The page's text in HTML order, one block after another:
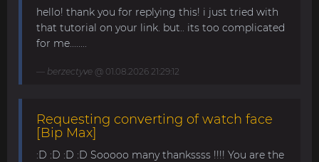
hello! thank you for replying this! i just tried with
that tutorial on your link. but.. its too complicated
for me........
berzectyve @ 01.08.2026 21:29:12
Requesting converting of watch face
[Bip Max]
:D :D :D :D Sooooo many thankssss !!!! You are the